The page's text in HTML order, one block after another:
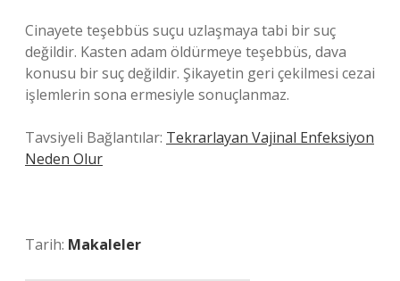
Cinayete teşebbüs suçu uzlaşmaya tabi bir suç
değildir. Kasten adam öldürmeye teşebbüs, dava
konusu bir suç değildir. Şikayetin geri çekilmesi cezai
işlemlerin sona ermesiyle sonuçlanmaz.
Tavsiyeli Bağlantılar: Tekrarlayan Vajinal Enfeksiyon
Neden Olur
Tarih: Makaleler